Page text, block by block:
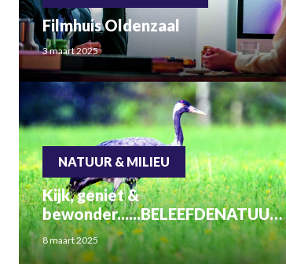
Filmhuis Oldenzaal
3 maart 2025
NATUUR & MILIEU
Kijk, geniet &
bewonder......BELEEFDENATUUR!
Wat zie ik precies?
8 maart 2025